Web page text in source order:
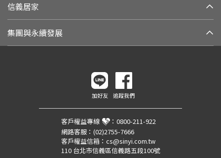
信義居家
集團與永續發展
加好友 追蹤我們
客戶權益專線 ： 0800-211-922
網路客服： (02)2755-7666
客戶權益信箱： cs@sinyi.com.tw
110 台北市信義區信義路五段100號